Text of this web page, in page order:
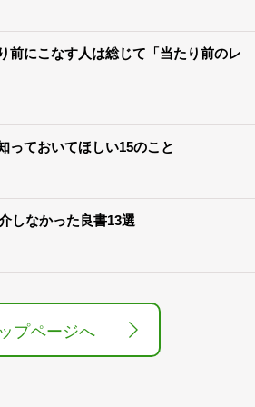
前にこなす人は総じて「当たり前のレ
っておいてほしい15のこと
しなかった良書13選
プページへ